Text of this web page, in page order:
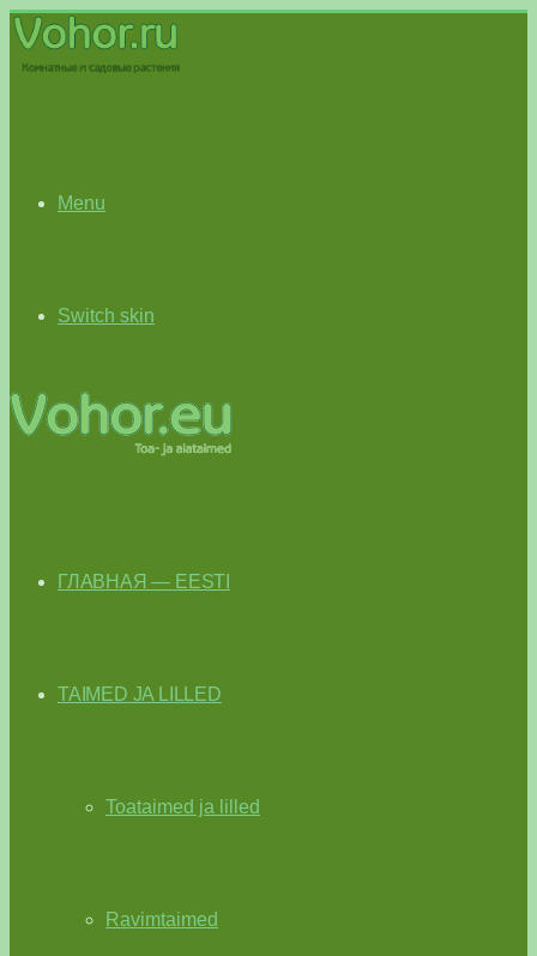
Menu
Switch skin
ГЛАВНАЯ — EESTI
TAIMED JA LILLED
Toataimed ja lilled
Ravimtaimed